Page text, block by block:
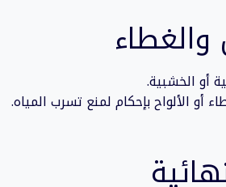
أو الخشبية.
أو الألواح بإحكام لمنع تسرب المياه.